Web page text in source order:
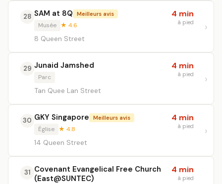
28 SAM at 8Q Meilleurs avis
Musée ★ 4.6
8 Queen Street
4 min
à pied
29 Junaid Jamshed
Parc
Tan Quee Lan Street
4 min
à pied
30 GKY Singapore Meilleurs avis
Église ★ 4.8
14 Queen Street
4 min
à pied
31 Covenant Evangelical Free Church
(East@SUNTEC)
4 min
à pied